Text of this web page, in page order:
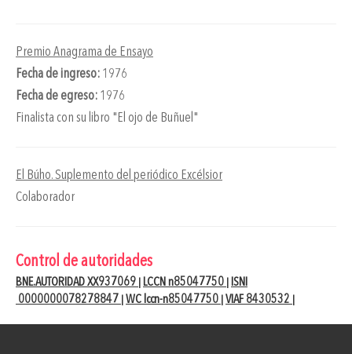
Premio Anagrama de Ensayo
Fecha de ingreso: 1976
Fecha de egreso: 1976
Finalista con su libro "El ojo de Buñuel"
El Búho. Suplemento del periódico Excélsior
Colaborador
Control de autoridades
BNE.AUTORIDAD XX937069 LCCN n85047750
ISNI
0000000078278847
WC lccn-n85047750 VIAF 8430532